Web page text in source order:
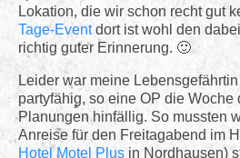
Lokation, die wir schon recht gut
Tage-Eventdort ist wohl den
richtig guter Erinnerung.
Leider war meine
partyfähig, so eine OP die Woche
Planungen hinfällig. So mussten
Anreise für den Freitagabend im
Hotel Motel Plus in Nordhausen)